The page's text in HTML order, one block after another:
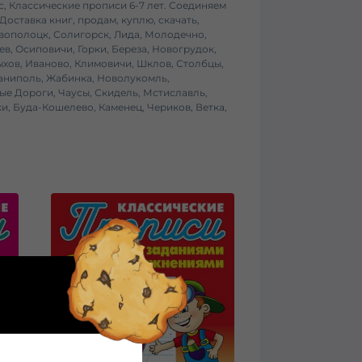
Классические прописи 6-7 лет. Соединяем
Доставка книг, продам, куплю, скачать,
Солигорск, Лида, Молодечно,
Осиповичи, Горки, Береза, Новогрудок,
Иваново, Климовичи, Шклов, Столбцы,
Жабинка, Новолукомль,
Дороги, Чаусы, Скидель, Мстиславль,
Буда-Кошелево, Каменец, Чериков, Ветка,